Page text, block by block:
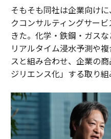
そもそも同社は企業向け
クコンサルティングサー
きた。化学・鉄鋼・ガス
リアルタイム浸水予測や
スと組み合わせ、企業の
ジリエンス化」する取り組